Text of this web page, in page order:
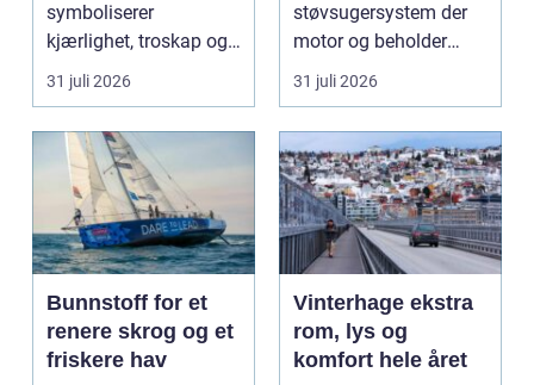
symboliserer
kjærlighet, troskap og
felles framtid. Ringen...
31 juli 2026
støvsugersystem der
motor og beholder
står...
31 juli 2026
Bunnstoff for et
renere skrog og et
friskere hav
Vinterhage ekstra
rom, lys og
komfort hele året